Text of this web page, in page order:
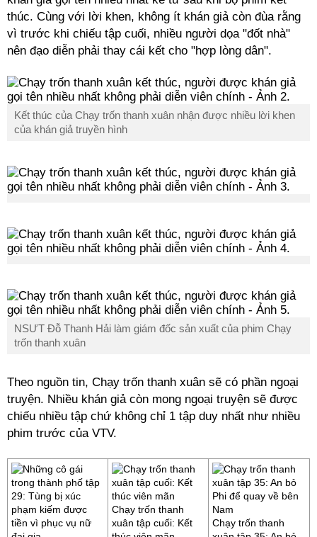
thúc. Cùng với lời khen, không ít khán giả còn đùa rằng
vì trước khi chiếu tập cuối, nhiều người dọa "đốt nhà"
nên đạo diễn phải thay cái kết cho "hợp lòng dân".
Kết thúc của Chạy trốn thanh xuân nhận được nhiều lời khen
của khán giả truyền hình
NSƯT Đỗ Thanh Hải làm giám đốc sản xuất của phim Chạy
trốn thanh xuân
Theo nguồn tin, Chạy trốn thanh xuân sẽ có phần ngoại
truyện. Nhiều khán giả còn mong ngoại truyện sẽ được
chiếu nhiều tập chứ không chỉ 1 tập duy nhất như nhiều
phim trước của VTV.
Chạy trốn thanh
xuân tập cuối: Kết
Chạy trốn thanh